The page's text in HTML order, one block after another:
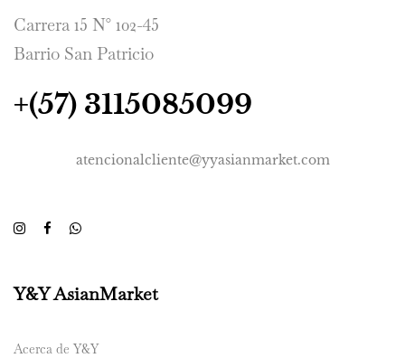
Carrera 15 N° 102-45
Barrio San Patricio
+(57) 3115085099
atencionalcliente@yyasianmarket.com
Y&Y AsianMarket
Acerca de Y&Y